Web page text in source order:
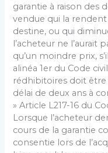
garantie à raison des
vendue qui la
destine, ou qui
l’acheteur ne l’aurait
qu’un moindre prix,
alinéa 1er du Code
rédhibitoires doit être
délai de deux ans à
» Article L217-16 du
Lorsque l’acheteur
cours de la garantie
consentie lors de